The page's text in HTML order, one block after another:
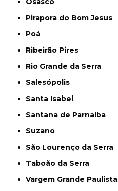
Pirapora do Bom Jesus
Poá
Ribeirão Pires
Rio Grande da Serra
Salesópolis
Santa Isabel
Santana de Parnaíba
Suzano
São Lourenço da Serra
Taboão da Serra
Vargem Grande Paulista